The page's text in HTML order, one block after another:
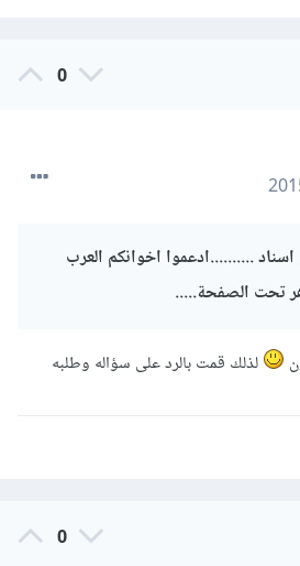
0
..........ادعموا اخوانكم العرب
تحت الصفحة.....
لذلك قمت بالرد على سؤاله وطلبه
0